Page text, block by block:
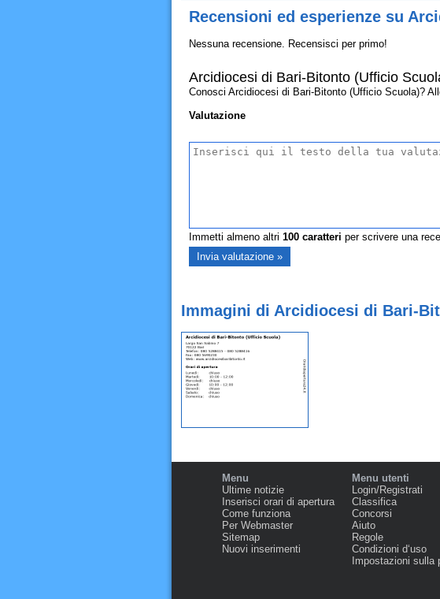
Recensioni ed esperienze su
Nessuna recensione. Recensisci per primo!
Arcidiocesi di Bari-Bitonto (Ufficio
Conosci Arcidiocesi di Bari-Bitonto (Ufficio Scuola)?
Valutazione
Immetti almeno altri 100caratteri per scrivere una
Immagini di Arcidiocesi di Bari-
Menu
Ultime notizie
Inserisci orari di apertura
Come funziona
Per Webmaster
Sitemap
Nuovi inserimenti
Menu utenti
Login/Registrati
Classifica
Concorsi
Aiuto
Regole
Condizioni d‘uso
Impostazioni sulla